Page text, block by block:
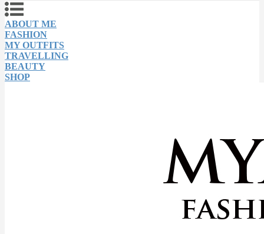
ABOUT ME
FASHION
MY OUTFITS
TRAVELLING
BEAUTY
SHOP